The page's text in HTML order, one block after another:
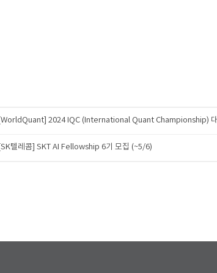
[WorldQuant] 2024 IQC (International Quant Championship) 대
[SK텔레콤] SKT AI Fellowship 6기 모집 (~5/6)